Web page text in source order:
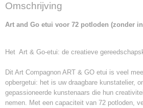
Omschrijving
Art and Go etui voor 72 potloden (zonder
Het Art & Go-etui: de creatieve
Dit Art Compagnon ART & GO etui is veel
opbergetui: het is uw draagbare kunstatelier,
gepassioneerde kunstenaars die hun
nemen. Met een capaciteit van 72 potloden,